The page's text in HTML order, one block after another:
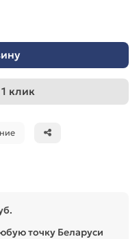
клик
точку Беларуси